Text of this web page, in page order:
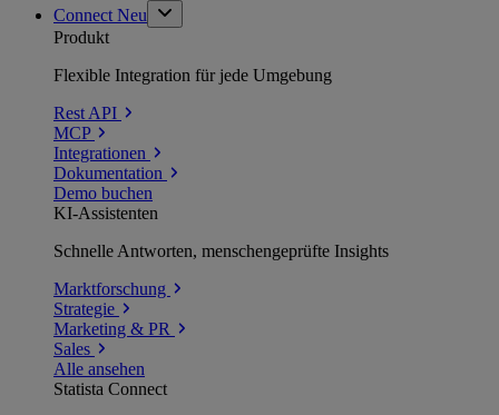
Connect Neu
Produkt
Flexible Integration für jede Umgebung
Rest API
MCP
Integrationen
Dokumentation
Demo buchen
KI-Assistenten
Schnelle Antworten, menschengeprüfte Insights
Marktforschung
Strategie
Marketing & PR
Sales
Alle ansehen
Statista Connect